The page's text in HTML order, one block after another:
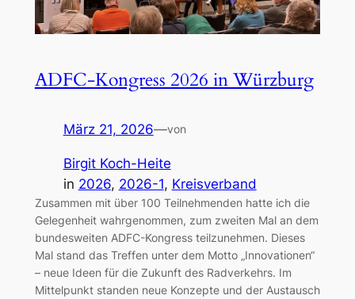
ADFC-Kongress 2026 in Würzburg
März 21, 2026—von
Birgit Koch-Heite
in 2026, 2026-1, Kreisverband
Zusammen mit über 100 Teilnehmenden hatte ich die
Gelegenheit wahrgenommen, zum zweiten Mal an dem
bundesweiten ADFC-Kongress teilzunehmen. Dieses
Mal stand das Treffen unter dem Motto „Innovationen“
– neue Ideen für die Zukunft des Radverkehrs. Im
Mittelpunkt standen neue Konzepte und der Austausch